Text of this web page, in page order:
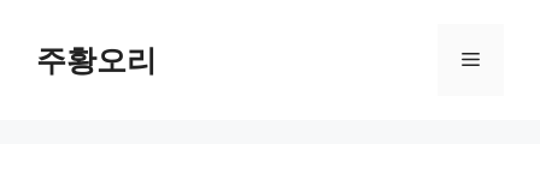
주황오리 Menu